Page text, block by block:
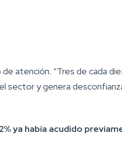
atención. “Tres de cada
sector y genera
ya había acudido